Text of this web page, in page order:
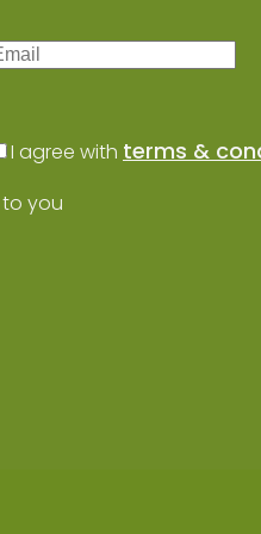
I agree with terms &
you